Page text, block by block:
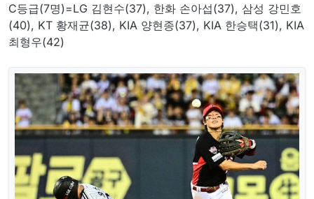
C등급(7명)=LG 김현수(37), 한화 손아섭(37), 삼성 강민호
(40), KT 황재균(38), KIA 양현종(37), KIA 한승택(31), KIA
최형우(42)